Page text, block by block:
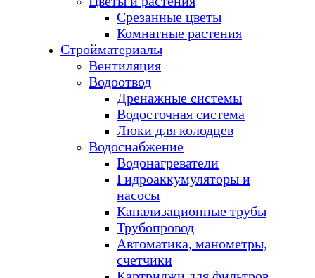
Срезанные цветы
Комнатные растения
Стройматериалы
Вентиляция
Водоотвод
Дренажные системы
Водосточная система
Люки для колодцев
Водоснабжение
Водонагреватели
Гидроаккумуляторы и
насосы
Канализационные трубы
Трубопровод
Автоматика, манометры,
счетчики